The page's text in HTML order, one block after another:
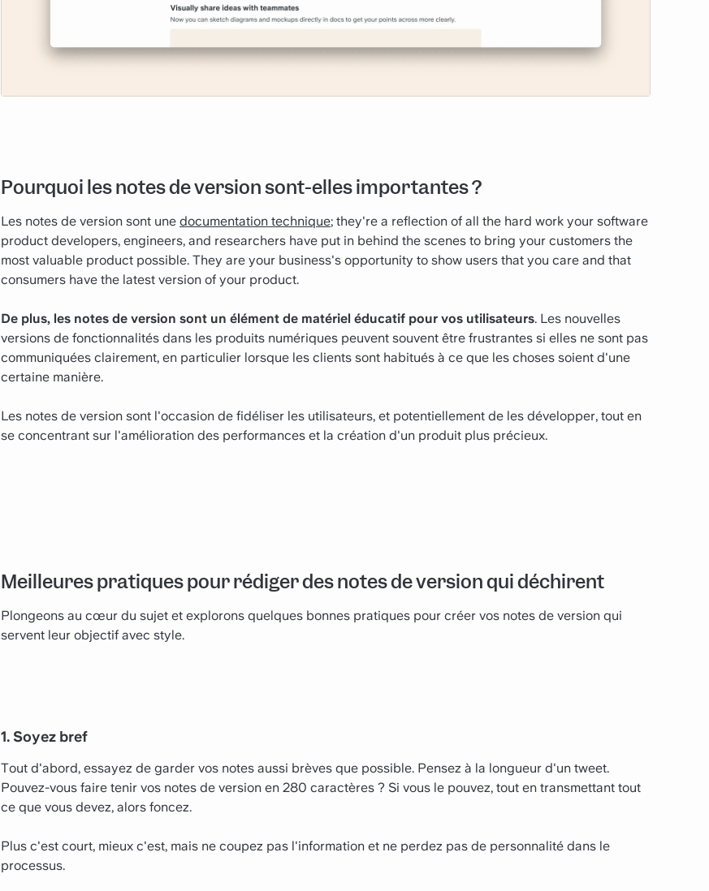
Pourquoi les notes de version sont-elles importantes ?
Les notes de version sont une documentation technique; they're a reflection of all the hard work your software
product developers, engineers, and researchers have put in behind the scenes to bring your customers the
most valuable product possible. They are your business's opportunity to show users that you care and that
consumers have the latest version of your product.
De plus, les notes de version sont un élément de matériel éducatif pour vos utilisateurs. Les nouvelles
versions de fonctionnalités dans les produits numériques peuvent souvent être frustrantes si elles ne sont pas
communiquées clairement, en particulier lorsque les clients sont habitués à ce que les choses soient d'une
certaine manière.
Les notes de version sont l'occasion de fidéliser les utilisateurs, et potentiellement de les développer, tout en
se concentrant sur l'amélioration des performances et la création d'un produit plus précieux.
Meilleures pratiques pour rédiger des notes de version qui déchirent
Plongeons au cœur du sujet et explorons quelques bonnes pratiques pour créer vos notes de version qui
servent leur objectif avec style.
1. Soyez bref
Tout d'abord, essayez de garder vos notes aussi brèves que possible. Pensez à la longueur d'un tweet.
Pouvez-vous faire tenir vos notes de version en 280 caractères ? Si vous le pouvez, tout en transmettant tout
ce que vous devez, alors foncez.
Plus c'est court, mieux c'est, mais ne coupez pas l'information et ne perdez pas de personnalité dans le
processus.